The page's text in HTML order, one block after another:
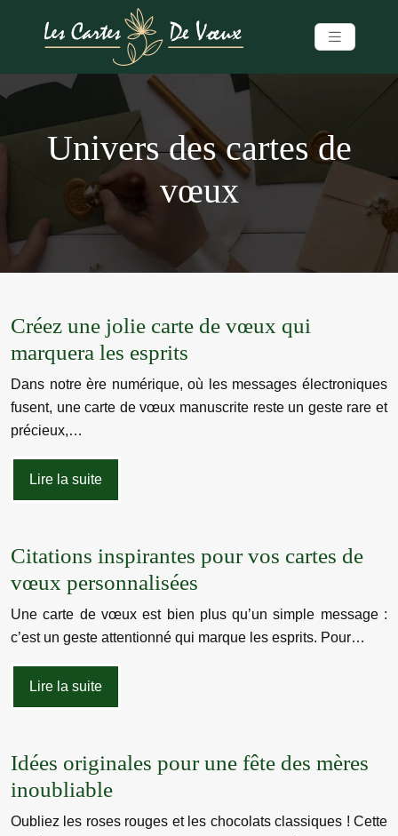
Univers des cartes de
vœux
Créez une jolie carte de vœux qui
marquera les esprits
Dans notre ère numérique, où les messages électroniques
fusent, une carte de vœux manuscrite reste un geste rare et
précieux,…
Lire la suite
Citations inspirantes pour vos cartes de
vœux personnalisées
Une carte de vœux est bien plus qu’un simple message :
c’est un geste attentionné qui marque les esprits. Pour…
Lire la suite
Idées originales pour une fête des mères
inoubliable
Oubliez les roses rouges et les chocolats classiques ! Cette